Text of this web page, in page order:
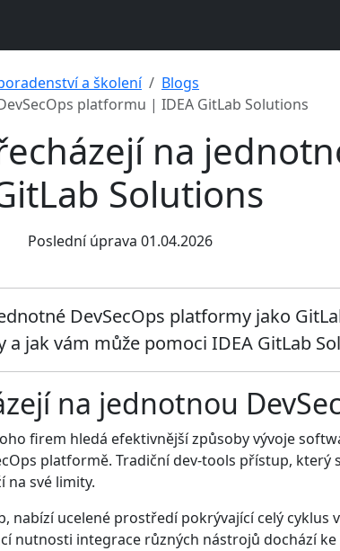
a školení
Blogs
platformu | IDEA GitLab Solutions
na
Solutions
Poslední úprava 01.04.2026
DevSecOps platformy jako
jak vám může pomoci IDEA GitLab
na jednotnou
firem hledá efektivnější způsoby vývoje
platformě. Tradiční dev-tools přístup,
na své limity.
nabízí ucelené prostředí pokrývající celý cyklus
nutnosti integrace různých nástrojů dochází